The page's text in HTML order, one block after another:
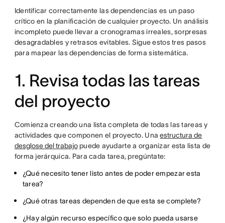
Identificar correctamente las dependencias es un paso
crítico en la planificación de cualquier proyecto. Un análisis
incompleto puede llevar a cronogramas irreales, sorpresas
desagradables y retrasos evitables. Sigue estos tres pasos
para mapear las dependencias de forma sistemática.
1. Revisa todas las tareas
del proyecto
Comienza creando una lista completa de todas las tareas y
actividades que componen el proyecto. Unaestructura de
desglose del trabajopuede ayudarte a organizar esta lista de
forma jerárquica. Para cada tarea, pregúntate:
¿Qué necesito tener listo antes de poder empezar esta
tarea?
¿Qué otras tareas dependen de que esta se complete?
¿Hay algún recurso específico que solo pueda usarse